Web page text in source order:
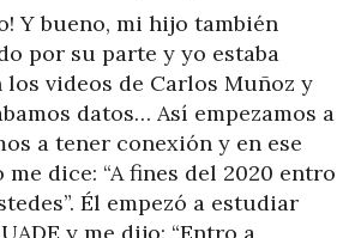
Y bueno, mi hijo también
por su parte y yo estaba
los videos de Carlos Muñoz y
datos… Así empezamos a
a tener conexión y en ese
dice: “A fines del 2020 entro
Él empezó a estudiar